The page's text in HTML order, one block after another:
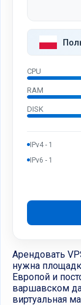
CPU
RAM
DISK
IPv4 - 1
IPv6 - 1
Арендовать
нужна
Европой и
варшавском
виртуальная